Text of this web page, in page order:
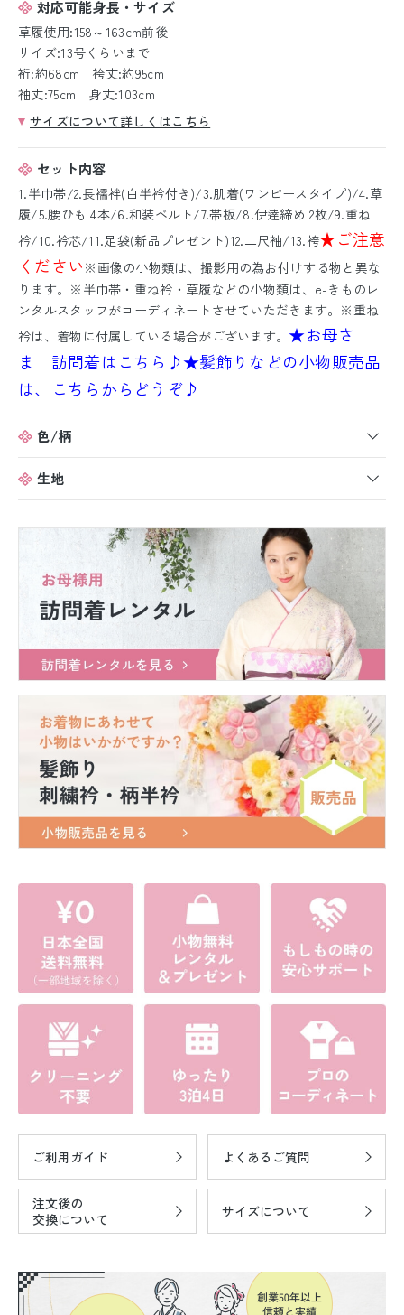
対応可能身長・サイズ
草履使用:158～163cm前後
サイズ:13号くらいまで
裄:約68cm 袴丈:約95cm
袖丈:75cm 身丈:103cm
サイズについて詳しくはこちら
セット内容
1.半巾帯/2.長襦袢(白半衿付き)/3.肌着(ワンピースタイプ)/4.草
履/5.腰ひも 4本/6.和装ベルト/7.帯板/8.伊逹締め 2枚/9.重ね
衿/10.衿芯/11.足袋(新品プレゼント)12.二尺袖/13.袴★ご注意
ください ※画像の小物類は、撮影用の為お付けする物と異な
ります。※半巾帯・重ね衿・草履などの小物類は、e-きものレ
ンタルスタッフがコーディネートさせていただきます。※重ね
衿は、着物に付属している場合がございます。★お母さ
ま 訪問着はこちら♪★髪飾りなどの小物販売品
は、こちらからどうぞ♪
色/柄
生地
ご利用ガイド よくあるご質問
注文後の
交換について
サイズについて